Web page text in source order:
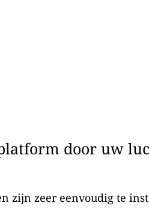
door uw
zijn zeer eenvoudig te